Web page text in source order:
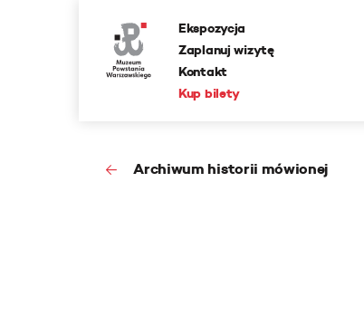
Ekspozycja
Zaplanuj wizytę
Kontakt
Kup bilety
Archiwum historii mówionej